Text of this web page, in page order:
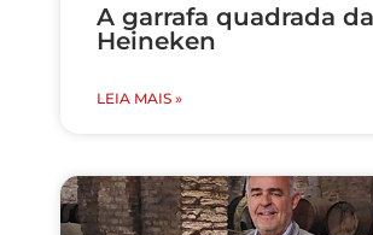
A garrafa quadrada da
Heineken
LEIA MAIS »